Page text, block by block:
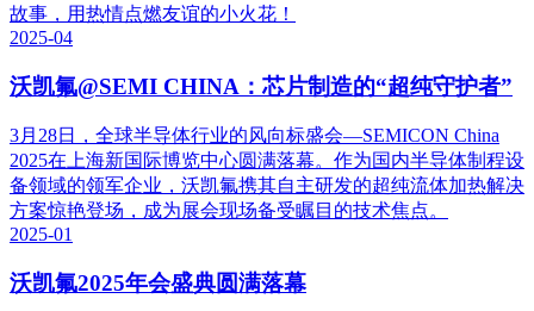
故事，用热情点燃友谊的小火花！
2025-04
沃凯氟@SEMI CHINA：芯片制造的“超纯守护者”
3月28日，全球半导体行业的风向标盛会—SEMICON China
2025在上海新国际博览中心圆满落幕。作为国内半导体制程设
备领域的领军企业，沃凯氟携其自主研发的超纯流体加热解决
方案惊艳登场，成为展会现场备受瞩目的技术焦点。
2025-01
沃凯氟2025年会盛典圆满落幕